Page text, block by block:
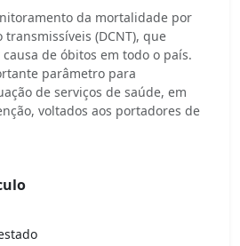
da mortalidade por
(DCNT), que
de óbitos em todo o país.
parâmetro para
de serviços de saúde, em
voltados aos portadores de